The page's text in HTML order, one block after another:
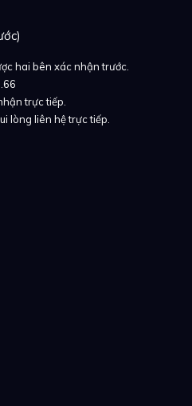
hai bên xác nhận trước.
trực tiếp.
lòng liên hệ trực tiếp.